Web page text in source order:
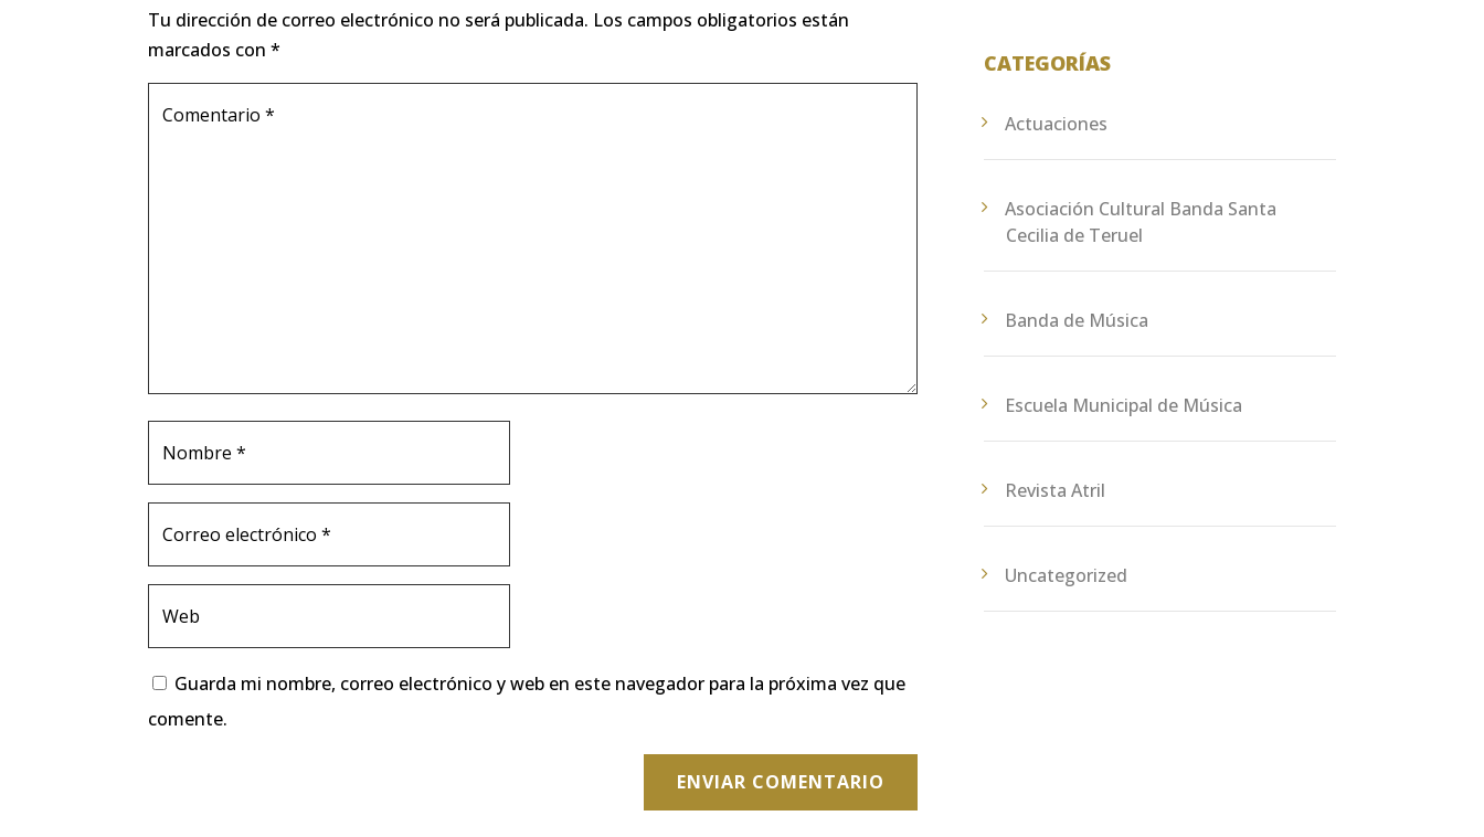
Tu dirección de correo electrónico no será publicada. Los campos obligatorios están
marcados con*
Guarda mi nombre, correo electrónico y web en este navegador para la próxima vez que
comente.
ENVIAR COMENTARIO
CATEGORÍAS
Actuaciones
Asociación Cultural Banda Santa
Cecilia de Teruel
Banda de Música
Escuela Municipal de Música
Revista Atril
Uncategorized